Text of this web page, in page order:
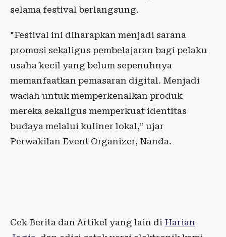
selama festival berlangsung.
"Festival ini diharapkan menjadi sarana
promosi sekaligus pembelajaran bagi pelaku
usaha kecil yang belum sepenuhnya
memanfaatkan pemasaran digital. Menjadi
wadah untuk memperkenalkan produk
mereka sekaligus memperkuat identitas
budaya melalui kuliner lokal,” ujar
Perwakilan Event Organizer, Nanda.
Cek Berita dan Artikel yang lain di Harian